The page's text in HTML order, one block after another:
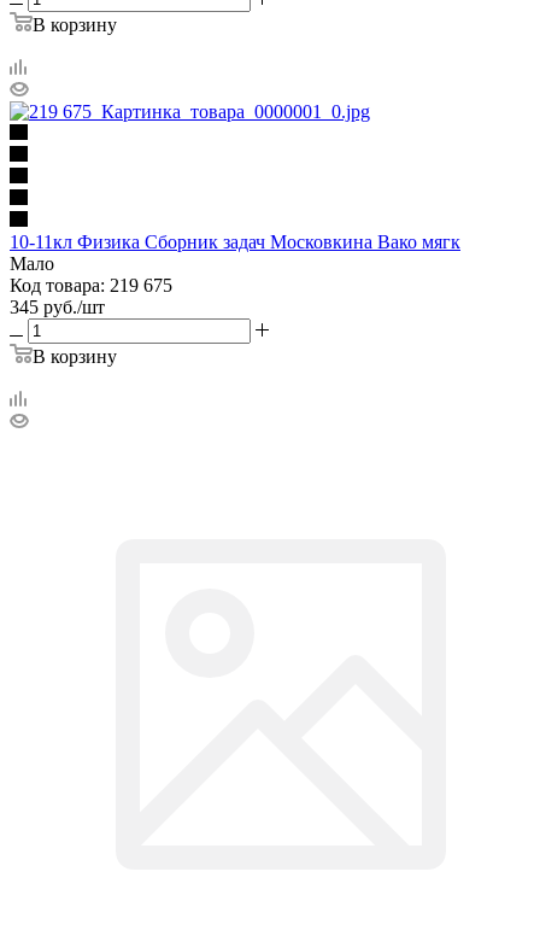
В корзину
10-11кл Физика Сборник задач Московкина Вако мягк
Мало
Код товара: 219 675
345 руб./шт
В корзину